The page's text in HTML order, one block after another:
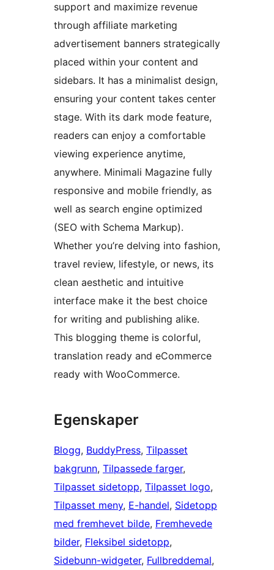
support and maximize revenue
through affiliate marketing
advertisement banners strategically
placed within your content and
sidebars. It has a minimalist design,
ensuring your content takes center
stage. With its dark mode feature,
readers can enjoy a comfortable
viewing experience anytime,
anywhere. Minimali Magazine fully
responsive and mobile friendly, as
well as search engine optimized
(SEO with Schema Markup).
Whether you’re delving into fashion,
travel review, lifestyle, or news, its
clean aesthetic and intuitive
interface make it the best choice
for writing and publishing alike.
This blogging theme is colorful,
translation ready and eCommerce
ready with WooCommerce.
Egenskaper
Blogg, BuddyPress, Tilpasset
bakgrunn, Tilpassede farger
Tilpasset sidetopp, Tilpasset logo
Tilpasset meny, E-handel, Sidetopp
med fremhevet bilde, Fremhevede
bilder, Fleksibel sidetopp
Sidebunn-widgeter, Fullbreddemal